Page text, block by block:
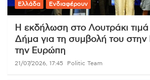
Ελλάδα Ενδιαφέρουν
Η εκδήλωση στο Λουτράκι
Δήμα για τη συμβολή του στην
την Ευρώπη
21/07/2026, 17:45 Politic Team